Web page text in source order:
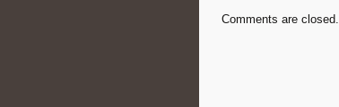
Comments are closed.